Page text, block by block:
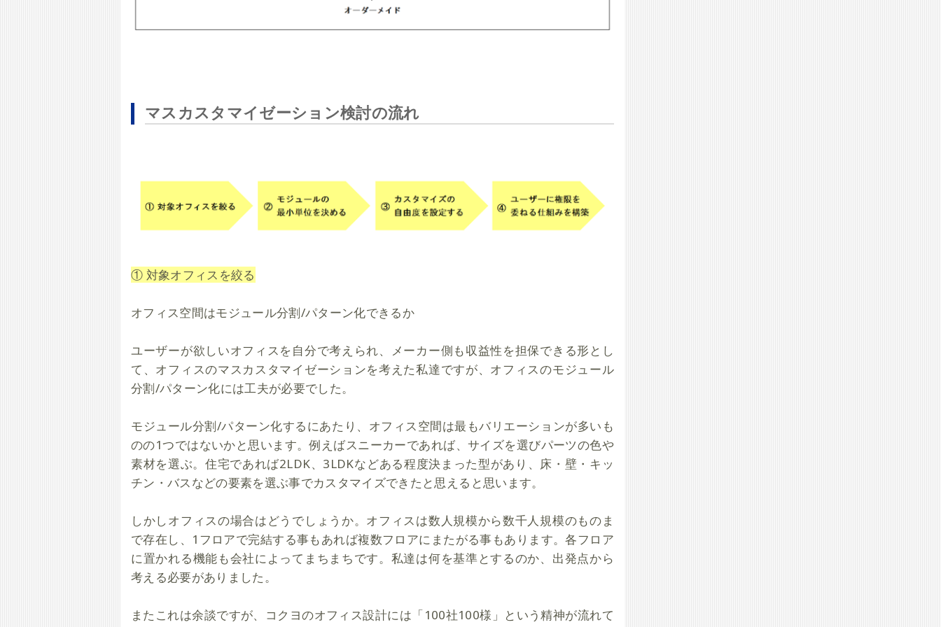
マスカスタマイゼーション検討の流れ
① 対象オフィスを絞る
オフィス空間はモジュール分割/パターン化できるか
ユーザーが欲しいオフィスを自分で考えられ、メーカー側も収益性を担保できる形とし
て、オフィスのマスカスタマイゼーションを考えた私達ですが、オフィスのモジュール
分割/パターン化には工夫が必要でした。
モジュール分割/パターン化するにあたり、オフィス空間は最もバリエーションが多いも
のの1つではないかと思います。例えばスニーカーであれば、サイズを選びパーツの色や
素材を選ぶ。住宅であれば2LDK、3LDKなどある程度決まった型があり、床・壁・キッ
チン・バスなどの要素を選ぶ事でカスタマイズできたと思えると思います。
しかしオフィスの場合はどうでしょうか。オフィスは数人規模から数千人規模のものま
で存在し、1フロアで完結する事もあれば複数フロアにまたがる事もあります。各フロア
に置かれる機能も会社によってまちまちです。私達は何を基準とするのか、出発点から
考える必要がありました。
またこれは余談ですが、コクヨのオフィス設計には「100社100様」という精神が流れて